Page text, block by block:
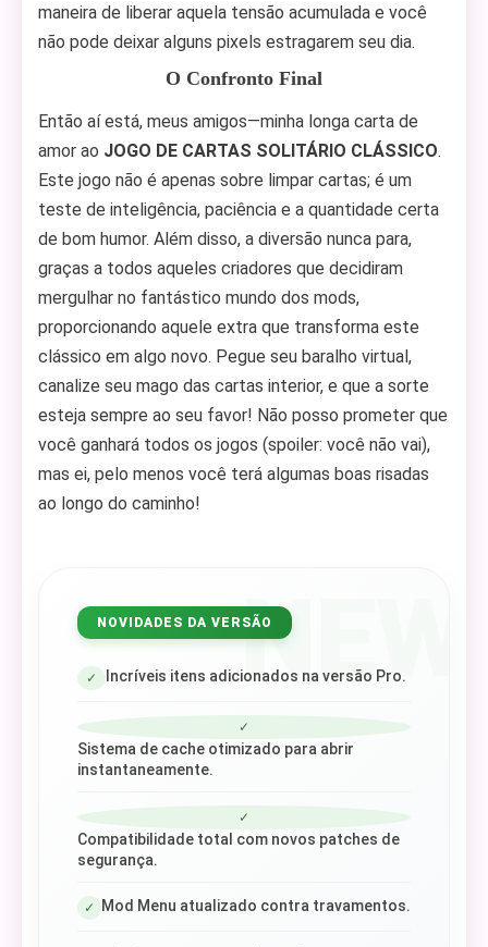
maneira de liberar aquela tensão acumulada e você
não pode deixar alguns pixels estragarem seu dia.
O Confronto Final
Então aí está, meus amigos—minha longa carta de
amor ao JOGO DE CARTAS SOLITÁRIO CLÁSSICO.
Este jogo não é apenas sobre limpar cartas; é um
teste de inteligência, paciência e a quantidade certa
de bom humor. Além disso, a diversão nunca para,
graças a todos aqueles criadores que decidiram
mergulhar no fantástico mundo dos mods,
proporcionando aquele extra que transforma este
clássico em algo novo. Pegue seu baralho virtual,
canalize seu mago das cartas interior, e que a sorte
esteja sempre ao seu favor! Não posso prometer que
você ganhará todos os jogos (spoiler: você não vai),
mas ei, pelo menos você terá algumas boas risadas
ao longo do caminho!
NEW
NOVIDADES DA VERSÃO
✓ Incríveis itens adicionados na versão Pro.
✓
Sistema de cache otimizado para abrir
instantaneamente.
✓
Compatibilidade total com novos patches de
segurança.
✓ Mod Menu atualizado contra travamentos.